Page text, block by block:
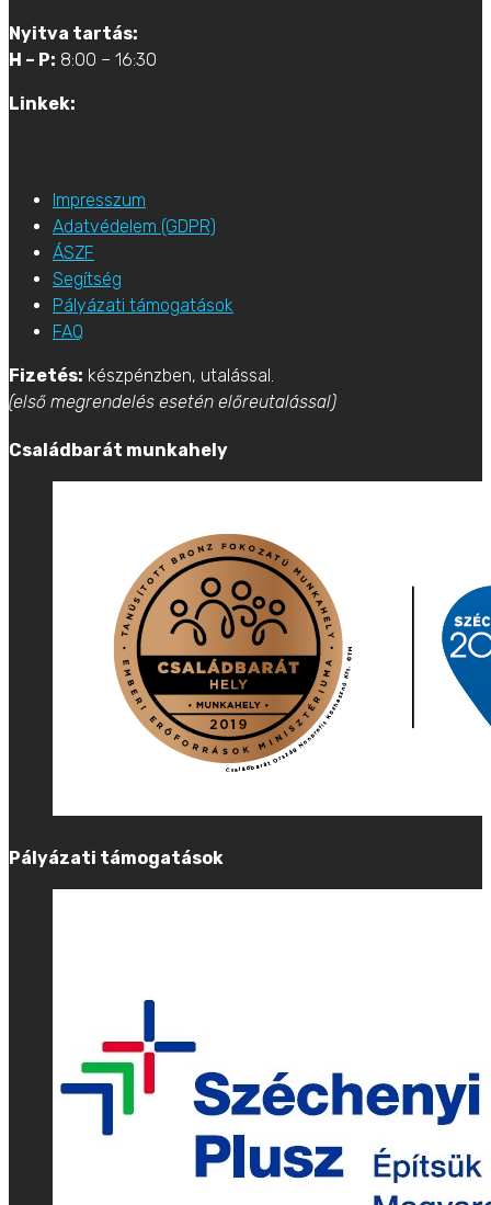
Nyitva tartás:
H – P: 8:00 – 16:30
Linkek:
Impresszum
Adatvédelem (GDPR)
ÁSZF
Segítség
Pályázati támogatások
FAQ
Fizetés: készpénzben, utalással.
(első megrendelés esetén előreutalással)
Családbarát munkahely
Pályázati támogatások